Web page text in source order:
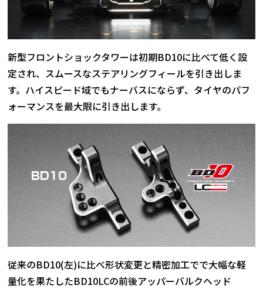
新型フロントショックタワーは初期BD10に比べて低く設
定され、スムースなステアリングフィールを引き出しま
す。ハイスピード域でもナーバスにならず、タイヤのパフ
ォーマンスを最大限に引き出します。
従来のBD10(左)に比べ形状変更と精密加工でで大幅な軽
量化を果たしたBD10LCの前後アッパーバルクヘッド